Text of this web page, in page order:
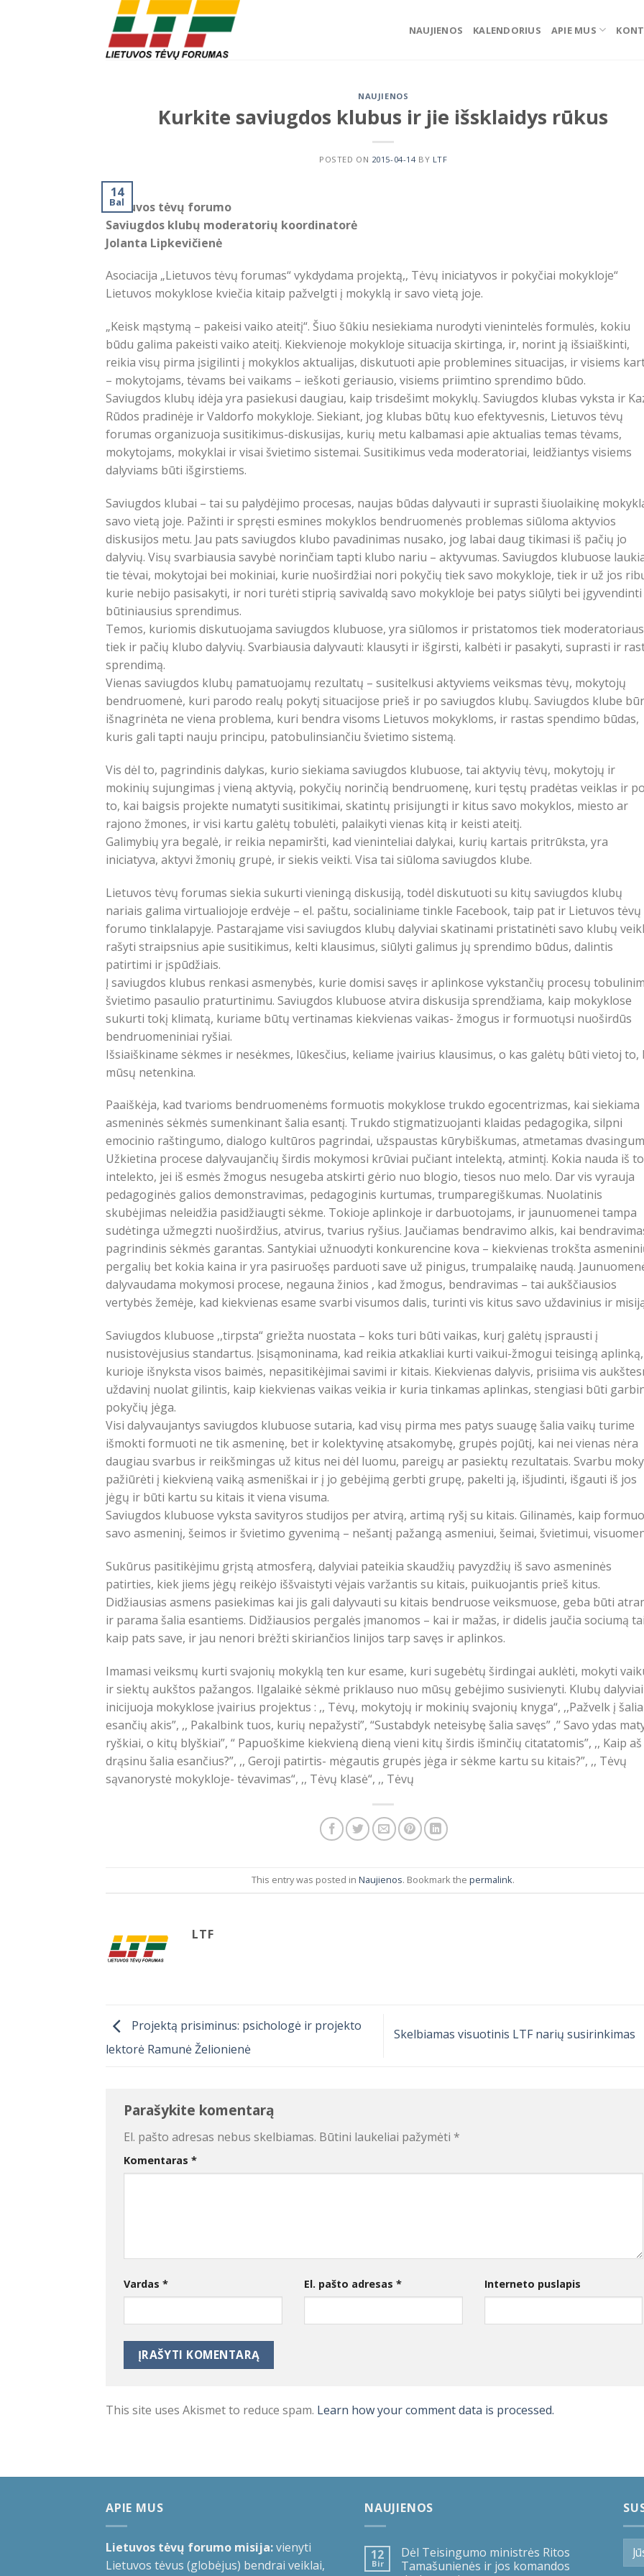
NAUJIENOS KALENDORIUS APIE MUS
NAUJIENOS
Kurkite saviugdos klubus ir jie išsklaidys rūkus
POSTED ON 2015-04-14BY LTF
14
Bal
Lietuvos tėvų forumo
Saviugdos klubų moderatorių koordinatorė
Jolanta Lipkevičienė
Asociacija „Lietuvos tėvų forumas“ vykdydama projektą,, Tėvų iniciatyvos ir pokyčiai mokykloje“
Lietuvos mokyklose kviečia kitaip pažvelgti į mokyklą ir savo vietą joje.
„Keisk mąstymą – pakeisi vaiko ateitį“. Šiuo šūkiu nesiekiama nurodyti vienintelės formulės, kokiu
būdu galima pakeisti vaiko ateitį. Kiekvienoje mokykloje situacija skirtinga, ir, norint ją išsiaiškinti,
reikia visų pirma įsigilinti į mokyklos aktualijas, diskutuoti apie problemines situacijas, ir visiems
– mokytojams, tėvams bei vaikams – ieškoti geriausio, visiems priimtino sprendimo būdo.
Saviugdos klubų idėja yra pasiekusi daugiau, kaip trisdešimt mokyklų. Saviugdos klubas vyksta ir
Rūdos pradinėje ir Valdorfo mokykloje. Siekiant, jog klubas būtų kuo efektyvesnis, Lietuvos tėvų
forumas organizuoja susitikimus-diskusijas, kurių metu kalbamasi apie aktualias temas tėvams,
mokytojams, mokyklai ir visai švietimo sistemai. Susitikimus veda moderatoriai, leidžiantys visiems
dalyviams būti išgirstiems.
Saviugdos klubai – tai su palydėjimo procesas, naujas būdas dalyvauti ir suprasti šiuolaikinę
savo vietą joje. Pažinti ir spręsti esmines mokyklos bendruomenės problemas siūloma aktyvios
diskusijos metu. Jau pats saviugdos klubo pavadinimas nusako, jog labai daug tikimasi iš pačių jo
dalyvių. Visų svarbiausia savybė norinčiam tapti klubo nariu – aktyvumas. Saviugdos klubuose
tie tėvai, mokytojai bei mokiniai, kurie nuoširdžiai nori pokyčių tiek savo mokykloje, tiek ir už jos
kurie nebijo pasisakyti, ir nori turėti stiprią savivaldą savo mokykloje bei patys siūlyti bei įgyvendinti
būtiniausius sprendimus.
Temos, kuriomis diskutuojama saviugdos klubuose, yra siūlomos ir pristatomos tiek
tiek ir pačių klubo dalyvių. Svarbiausia dalyvauti: klausyti ir išgirsti, kalbėti ir pasakyti, suprasti ir
sprendimą.
Vienas saviugdos klubų pamatuojamų rezultatų – susitelkusi aktyviems veiksmas tėvų, mokytojų
bendruomenė, kuri parodo realų pokytį situacijose prieš ir po saviugdos klubų. Saviugdos klube
išnagrinėta ne viena problema, kuri bendra visoms Lietuvos mokykloms, ir rastas spendimo būdas,
kuris gali tapti nauju principu, patobulinsiančiu švietimo sistemą.
Vis dėl to, pagrindinis dalykas, kurio siekiama saviugdos klubuose, tai aktyvių tėvų, mokytojų ir
mokinių sujungimas į vieną aktyvią, pokyčių norinčią bendruomenę, kuri tęstų pradėtas veiklas ir po
to, kai baigsis projekte numatyti susitikimai, skatintų prisijungti ir kitus savo mokyklos, miesto ar
rajono žmones, ir visi kartu galėtų tobulėti, palaikyti vienas kitą ir keisti ateitį.
Galimybių yra begalė, ir reikia nepamiršti, kad vieninteliai dalykai, kurių kartais pritrūksta, yra
iniciatyva, aktyvi žmonių grupė, ir siekis veikti. Visa tai siūloma saviugdos klube.
Lietuvos tėvų forumas siekia sukurti vieningą diskusiją, todėl diskutuoti su kitų saviugdos klubų
nariais galima virtualiojoje erdvėje – el. paštu, socialiniame tinkle Facebook, taip pat ir Lietuvos tėvų
forumo tinklalapyje. Pastarąjame visi saviugdos klubų dalyviai skatinami pristatinėti savo klubų
rašyti straipsnius apie susitikimus, kelti klausimus, siūlyti galimus jų sprendimo būdus, dalintis
patirtimi ir įspūdžiais.
Į saviugdos klubus renkasi asmenybės, kurie domisi savęs ir aplinkose vykstančių procesų
švietimo pasaulio praturtinimu. Saviugdos klubuose atvira diskusija sprendžiama, kaip mokyklose
sukurti tokį klimatą, kuriame būtų vertinamas kiekvienas vaikas- žmogus ir formuotųsi nuoširdūs
bendruomeniniai ryšiai.
Išsiaiškiname sėkmes ir nesėkmes, lūkesčius, keliame įvairius klausimus, o kas galėtų būti vietoj to,
mūsų netenkina.
Paaiškėja, kad tvarioms bendruomenėms formuotis mokyklose trukdo egocentrizmas, kai siekiama
asmeninės sėkmės sumenkinant šalia esantį. Trukdo stigmatizuojanti klaidas pedagogika, silpni
emocinio raštingumo, dialogo kultūros pagrindai, užspaustas kūrybiškumas, atmetamas
Užkietina procese dalyvaujančių širdis mokymosi krūviai pučiant intelektą, atmintį. Kokia nauda iš
intelekto, jei iš esmės žmogus nesugeba atskirti gėrio nuo blogio, tiesos nuo melo. Dar vis vyrauja
pedagoginės galios demonstravimas, pedagoginis kurtumas, trumparegiškumas. Nuolatinis
skubėjimas neleidžia pasidžiaugti sėkme. Tokioje aplinkoje ir darbuotojams, ir jaunuomenei tampa
sudėtinga užmegzti nuoširdžius, atvirus, tvarius ryšius. Jaučiamas bendravimo alkis, kai
pagrindinis sėkmės garantas. Santykiai užnuodyti konkurencine kova – kiekvienas trokšta
pergalių bet kokia kaina ir yra pasiruošęs parduoti save už pinigus, trumpalaikę naudą.
dalyvaudama mokymosi procese, negauna žinios , kad žmogus, bendravimas – tai aukščiausios
vertybės žemėje, kad kiekvienas esame svarbi visumos dalis, turinti vis kitus savo uždavinius ir
Saviugdos klubuose ,,tirpsta“ griežta nuostata – koks turi būti vaikas, kurį galėtų įsprausti į
nusistovėjusius standartus. Įsisąmoninama, kad reikia atkakliai kurti vaikui-žmogui teisingą aplinką,
kurioje išnyksta visos baimės, nepasitikėjimai savimi ir kitais. Kiekvienas dalyvis, prisiima vis
uždavinį nuolat gilintis, kaip kiekvienas vaikas veikia ir kuria tinkamas aplinkas, stengiasi būti
pokyčių jėga.
Visi dalyvaujantys saviugdos klubuose sutaria, kad visų pirma mes patys suaugę šalia vaikų turime
išmokti formuoti ne tik asmeninę, bet ir kolektyvinę atsakomybę, grupės pojūtį, kai nei vienas nėra
daugiau svarbus ir reikšmingas už kitus nei dėl luomu, pareigų ar pasiektų rezultatais. Svarbu
pažiūrėti į kiekvieną vaiką asmeniškai ir į jo gebėjimą gerbti grupę, pakelti ją, išjudinti, išgauti iš jos
jėgų ir būti kartu su kitais it viena visuma.
Saviugdos klubuose vyksta savityros studijos per atvirą, artimą ryšį su kitais. Gilinamės, kaip
savo asmeninį, šeimos ir švietimo gyvenimą – nešantį pažangą asmeniui, šeimai, švietimui,
Sukūrus pasitikėjimu grįstą atmosferą, dalyviai pateikia skaudžių pavyzdžių iš savo asmeninės
patirties, kiek jiems jėgų reikėjo iššvaistyti vėjais varžantis su kitais, puikuojantis prieš kitus.
Didžiausias asmens pasiekimas kai jis gali dalyvauti su kitais bendruose veiksmuose, geba būti
ir parama šalia esantiems. Didžiausios pergalės įmanomos – kai ir mažas, ir didelis jaučia sociumą
kaip pats save, ir jau nenori brėžti skiriančios linijos tarp savęs ir aplinkos.
Imamasi veiksmų kurti svajonių mokyklą ten kur esame, kuri sugebėtų širdingai auklėti, mokyti
ir siektų aukštos pažangos. Ilgalaikė sėkmė priklauso nuo mūsų gebėjimo susivienyti. Klubų dalyviai
inicijuoja mokyklose įvairius projektus : ,, Tėvų, mokytojų ir mokinių svajonių knyga“, ,,Pažvelk į šalia
esančių akis”, ,, Pakalbink tuos, kurių nepažysti”, “Sustabdyk neteisybę šalia savęs” ,’’ Savo ydas
ryškiai, o kitų blyškiai”, “ Papuoškime kiekvieną dieną vieni kitų širdis išminčių citatatomis”, ,, Kaip aš
drąsinu šalia esančius?”, ,, Geroji patirtis- mėgautis grupės jėga ir sėkme kartu su kitais?”, ,, Tėvų
sąvanorystė mokykloje- tėvavimas“, ,, Tėvų klasė“, ,, Tėvų
This entry was posted inNaujienos. Bookmark thepermalink.
LTF
Projektą prisiminus: psichologė ir projekto
lektorė Ramunė Želionienė
Skelbiamas visuotinis LTF narių susirinkimas
Parašykite komentarą
El. pašto adresas nebus skelbiamas. Būtini laukeliai pažymėti *
Komentaras *
Vardas * El. pašto adresas * Interneto puslapis
This site uses Akismet to reduce spam. Learn how your comment data is processed.
APIE MUS
Lietuvos tėvų forumo misija:vienyti
Lietuvos tėvus (globėjus) bendrai veiklai,
NAUJIENOS
12
Bir
Dėl Teisingumo ministrės Ritos
Tamašunienės ir jos komandos